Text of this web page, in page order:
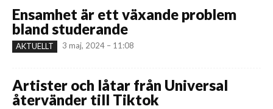
Ensamhet är ett växande problem
bland studerande
AKTUELLT 3 maj, 2024 – 11:08
Artister och låtar från Universal
återvänder till Tiktok